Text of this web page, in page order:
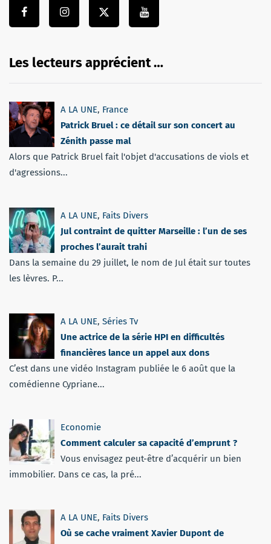
Les lecteurs apprécient …
A LA UNE, France
Patrick Bruel : ce détail sur son concert au
Zénith passe mal
Alors que Patrick Bruel fait l'objet d'accusations de viols et
d'agressions...
A LA UNE, Faits Divers
Jul contraint de quitter Marseille : l’un de ses
proches l’aurait trahi
Dans la semaine du 29 juillet, le nom de Jul était sur toutes
les lèvres. P...
A LA UNE, Séries Tv
Une actrice de la série HPI en difficultés
financières lance un appel aux dons
C’est dans une vidéo Instagram publiée le 6 août que la
comédienne Cypriane...
Economie
Comment calculer sa capacité d’emprunt ?
Vous envisagez peut-être d’acquérir un bien
immobilier. Dans ce cas, la pré...
A LA UNE, Faits Divers
Où se cache vraiment Xavier Dupont de